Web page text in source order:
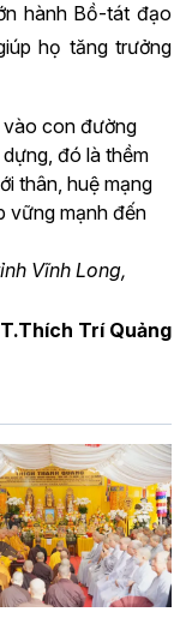
hành Bồ-tát đạo
họ tăng trưởng
vào con đường
đó là thềm
thân, huệ mạng
vững mạnh đến
Vĩnh Long,
Trí Quảng